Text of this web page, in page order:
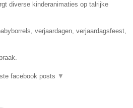
diverse kinderanimaties op talrijke
verjaardagen, verjaardagsfeest,
facebook posts ▼